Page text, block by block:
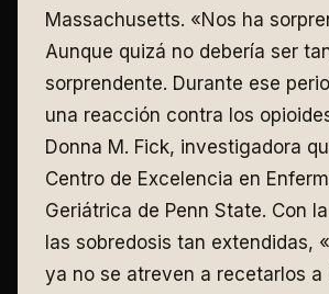
Massachusetts. «Nos ha
Aunque quizá no debería ser
sorprendente. Durante ese
una reacción contra los
Donna M. Fick, investigadora
Centro de Excelencia en
Geriátrica de Penn State. Con
las sobredosis tan extendidas,
ya no se atreven a recetarlos a